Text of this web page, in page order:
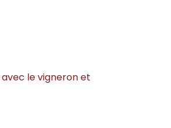
avec le vigneron et